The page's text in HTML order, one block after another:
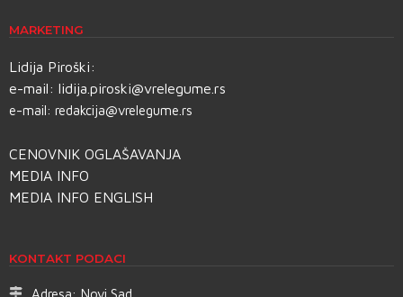
MARKETING
Lidija Piroški:
e-mail: lidija.piroski@vrelegume.rs
e-mail: redakcija@vrelegume.rs
CENOVNIK OGLAŠAVANJA
MEDIA INFO
MEDIA INFO ENGLISH
KONTAKT PODACI
Adresa: Novi Sad